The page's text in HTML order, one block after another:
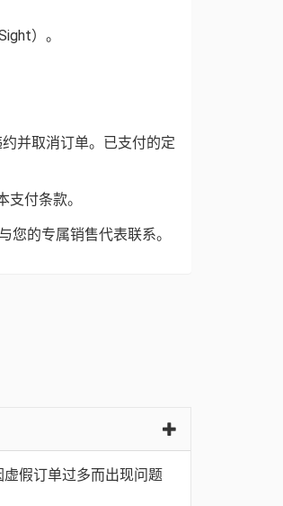
）。
并取消订单。已支付的定
付条款。
您的专属销售代表联系。
假订单过多而出现问题